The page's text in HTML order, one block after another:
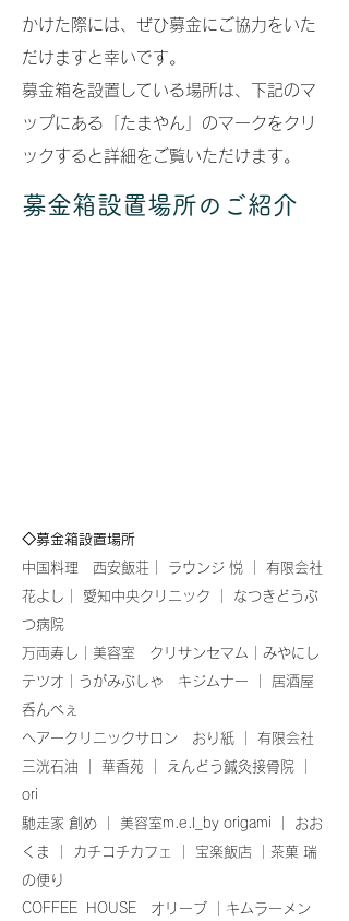
かけた際には、ぜひ募金にご協力をいた
だけますと幸いです。
募金箱を設置している場所は、下記のマ
ップにある「たまやん」のマークをクリ
ックすると詳細をご覧いただけます。
募金箱設置場所のご紹介
◇募金箱設置場所
中国料理 西安飯荘｜ ラウンジ 悦 ｜ 有限会社
花よし｜ 愛知中央クリニック ｜ なつきどうぶ
つ病院
万両寿し｜美容室 クリサンセマム｜みやにし
テツオ｜うがみぶしゃ キジムナー ｜ 居酒屋
呑んべぇ
ヘアークリニックサロン おり紙 ｜ 有限会社
三洸石油 ｜ 華香苑 ｜ えんどう鍼灸接骨院 ｜
ori
馳走家 創め ｜ 美容室m.e.l_by origami ｜
おお
くま ｜ カチコチカフェ ｜ 宝楽飯店 ｜茶菓 瑞
の便り
COFFEE HOUSE オリーブ ｜キムラーメン